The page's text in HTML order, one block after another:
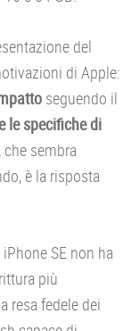
del
di Apple:
seguendo il
le specifiche di
sembra
è la risposta
SE non ha
più
resa fedele dei